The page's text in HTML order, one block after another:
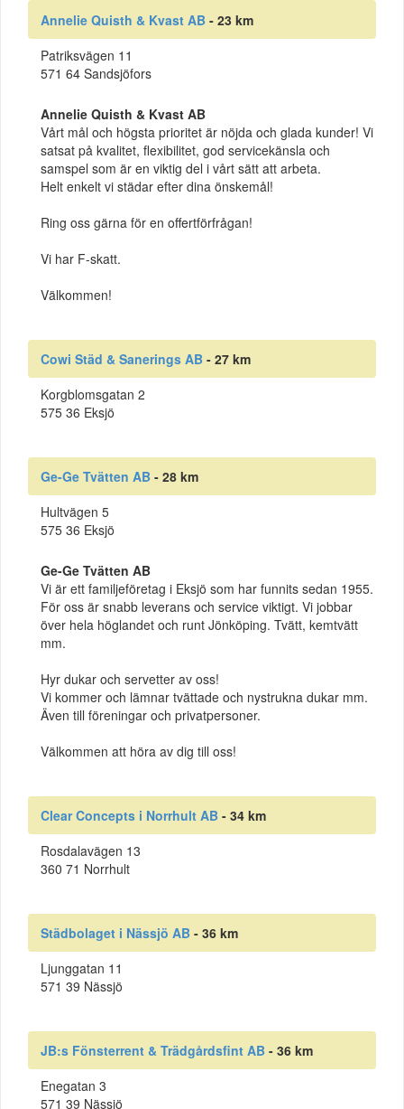
Annelie Quisth & Kvast AB - 23 km
Patriksvägen 11
571 64 Sandsjöfors
Annelie Quisth & Kvast AB
Vårt mål och högsta prioritet är nöjda och glada kunder! Vi
satsat på kvalitet, flexibilitet, god servicekänsla och
samspel som är en viktig del i vårt sätt att arbeta.
Helt enkelt vi städar efter dina önskemål!
Ring oss gärna för en offertförfrågan!
Vi har F-skatt.
Välkommen!
Cowi Städ & Sanerings AB - 27 km
Korgblomsgatan 2
575 36 Eksjö
Ge-Ge Tvätten AB - 28 km
Hultvägen 5
575 36 Eksjö
Ge-Ge Tvätten AB
Vi är ett familjeföretag i Eksjö som har funnits sedan 1955.
För oss är snabb leverans och service viktigt. Vi jobbar
över hela höglandet och runt Jönköping. Tvätt, kemtvätt
mm.
Hyr dukar och servetter av oss!
Vi kommer och lämnar tvättade och nystrukna dukar mm.
Även till föreningar och privatpersoner.
Välkommen att höra av dig till oss!
Clear Concepts i Norrhult AB - 34 km
Rosdalavägen 13
360 71 Norrhult
Städbolaget i Nässjö AB - 36 km
Ljunggatan 11
571 39 Nässjö
JB:s Fönsterrent & Trädgårdsfint AB - 36 km
Enegatan 3
571 39 Nässjö